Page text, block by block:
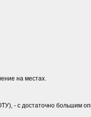
на местах.
- с достаточно большим